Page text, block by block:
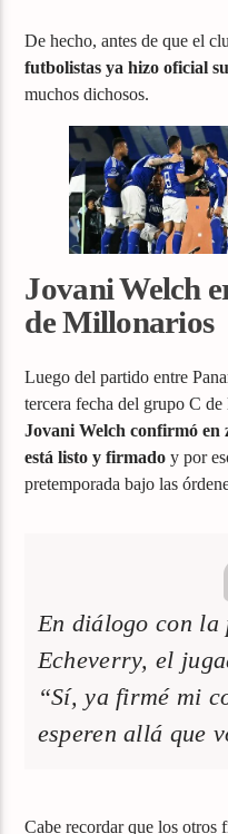
De hecho, antes de que el
futbolistas ya hizo oficial
muchos dichosos.
Jovani Welch
de Millonarios
Luego del partido entre
tercera fecha del grupo C
Jovani Welch confirmó en
está listo y firmado y por
pretemporada bajo las
En diálogo con
Echeverry, el
“Sí, ya firmé mi
esperen allá que
Cabe recordar que los otros